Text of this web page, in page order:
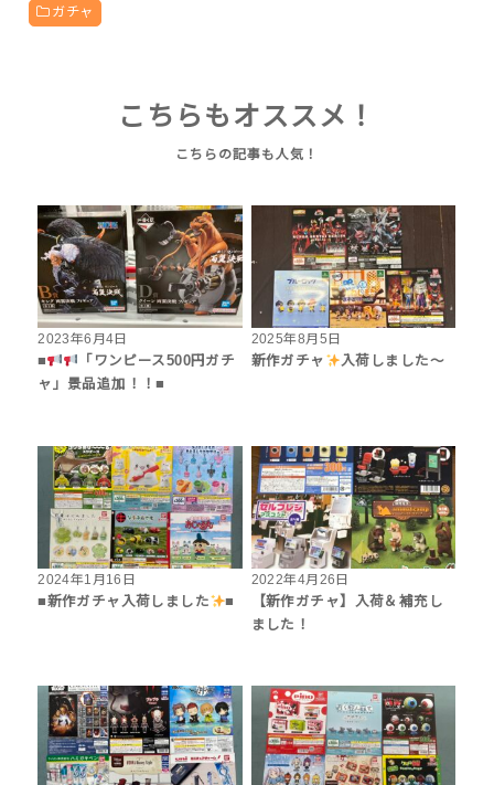
ガチャ
こちらもオススメ！
2023年6月4日
■
「ワンピース500円ガチ
ャ」景品追加！！■
2025年8月5日
新作ガチャ
入荷しました〜
2024年1月16日
■新作ガチャ入荷しました
■
2022年4月26日
【新作ガチャ】入荷＆補充し
ました！